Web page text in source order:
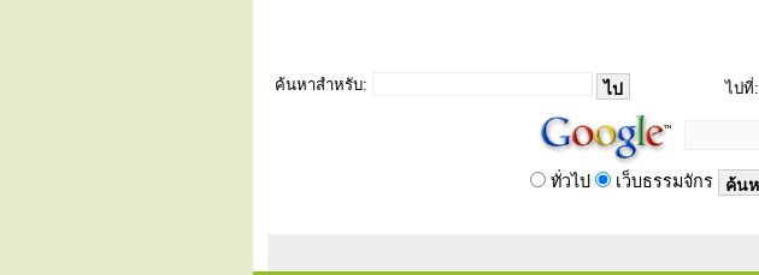
ค้นหาสำหรับ: ไปที่:
ทั่วไป เว็บธรรมจักร